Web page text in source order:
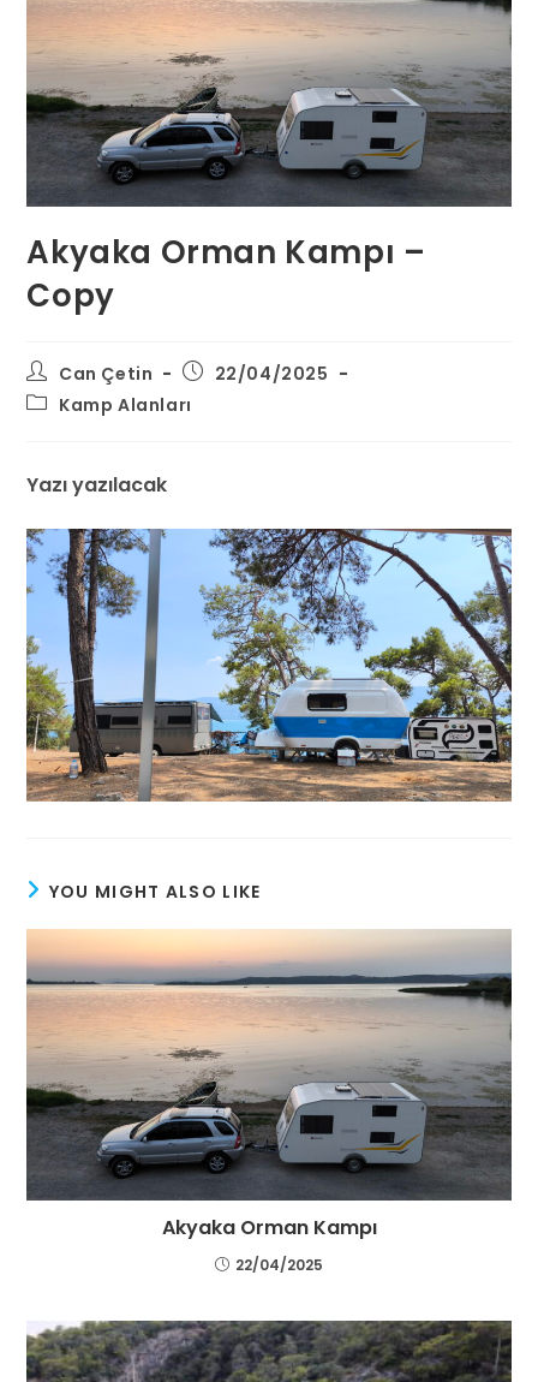
Akyaka Orman Kampı –
Copy
Can Çetin
22/04/2025
Kamp Alanları
Yazı yazılacak
YOU MIGHT ALSO LIKE
Akyaka Orman Kampı
22/04/2025